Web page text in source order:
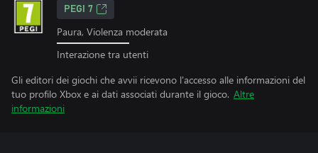
PEGI 7
Paura, Violenza moderata
Interazione tra utenti
Gli editori dei giochi che avvii ricevono l'accesso alle informazioni del
tuo profilo Xbox e ai dati associati durante il gioco. Altre
informazioni